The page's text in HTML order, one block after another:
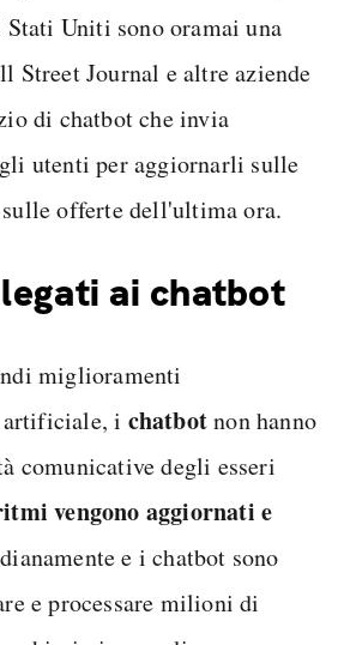
Uniti sono oramai una
Street Journal e altre aziende
di chatbot che invia
utenti per aggiornarli sulle
offerte dell'ultima ora.
ai chatbot
miglioramenti
i chatbotnon hanno
comunicative degli esseri
vengono aggiornati e
e i chatbot sono
e processare milioni di